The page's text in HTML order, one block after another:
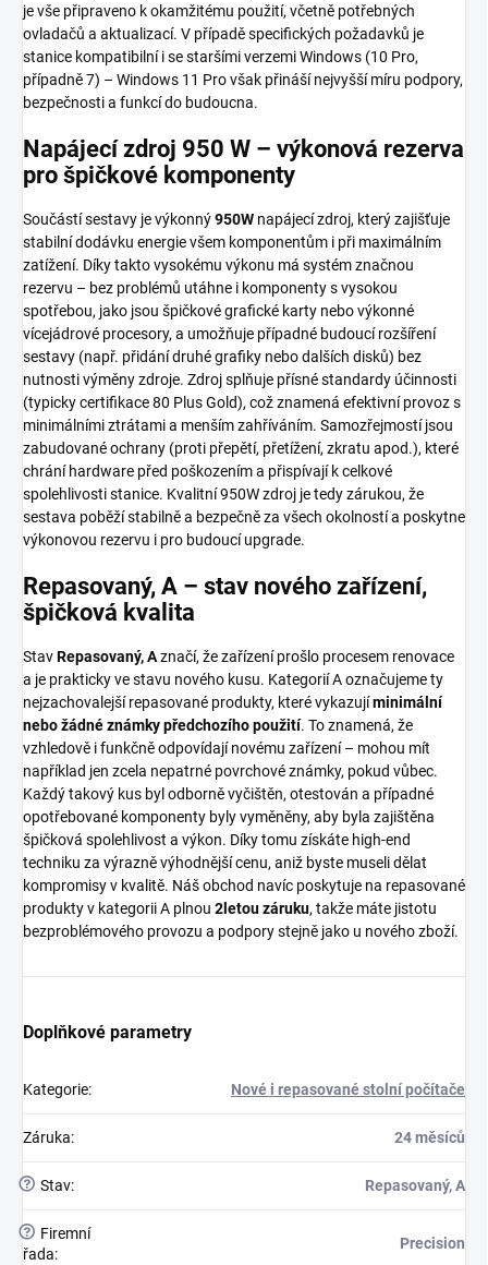
je vše připraveno k okamžitému použití, včetně potřebných
ovladačů a aktualizací. V případě specifických požadavků je
stanice kompatibilní i se staršími verzemi Windows (10 Pro,
případně 7) – Windows 11 Pro však přináší nejvyšší míru podpory,
bezpečnosti a funkcí do budoucna.
Napájecí zdroj 950 W – výkonová rezerva
pro špičkové komponenty
Součástí sestavy je výkonný950W napájecí zdroj, který zajišťuje
stabilní dodávku energie všem komponentům i při maximálním
zatížení. Díky takto vysokému výkonu má systém značnou
rezervu – bez problémů utáhne i komponenty s vysokou
spotřebou, jako jsou špičkové grafické karty nebo výkonné
vícejádrové procesory, a umožňuje případné budoucí rozšíření
sestavy (např. přidání druhé grafiky nebo dalších disků) bez
nutnosti výměny zdroje. Zdroj splňuje přísné standardy účinnosti
(typicky certifikace 80 Plus Gold), což znamená efektivní provoz s
minimálními ztrátami a menším zahříváním. Samozřejmostí jsou
zabudované ochrany (proti přepětí, přetížení, zkratu apod.), které
chrání hardware před poškozením a přispívají k celkové
spolehlivosti stanice. Kvalitní 950W zdroj je tedy zárukou, že
sestava poběží stabilně a bezpečně za všech okolností a poskytne
výkonovou rezervu i pro budoucí upgrade.
Repasovaný, A – stav nového zařízení,
špičková kvalita
StavRepasovaný, Aznačí, že zařízení prošlo procesem renovace
a je prakticky ve stavu nového kusu. Kategorií A označujeme ty
nejzachovalejší repasované produkty, které vykazujíminimální
nebo žádné známky předchozího použití. To znamená, že
vzhledově i funkčně odpovídají novému zařízení – mohou mít
například jen zcela nepatrné povrchové známky, pokud vůbec.
Každý takový kus byl odborně vyčištěn, otestován a případné
opotřebované komponenty byly vyměněny, aby byla zajištěna
špičková spolehlivost a výkon. Díky tomu získáte high-end
techniku za výrazně výhodnější cenu, aniž byste museli dělat
kompromisy v kvalitě. Náš obchod navíc poskytuje na repasované
produkty v kategorii A plnou 2letou záruku, takže máte jistotu
bezproblémového provozu a podpory stejně jako u nového zboží.
Doplňkové parametry
Kategorie: Nové i repasované stolní počítače
Záruka: 24 měsíců
? Stav: Repasovaný, A
?
Firemní
řada:
Precision